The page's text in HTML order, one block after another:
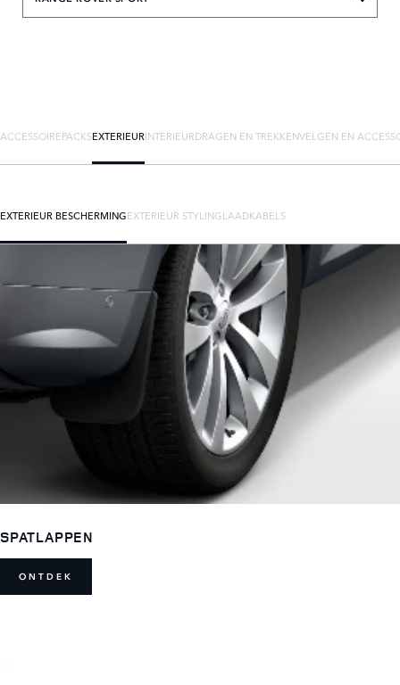
ACCESSOIREPACKSEXTERIEURINTERIEURDRAGEN EN TREKKENVELGEN EN
EXTERIEUR BESCHERMINGEXTERIEUR STYLINGLAADKABELS
SPATLAPPEN
ONTDEK